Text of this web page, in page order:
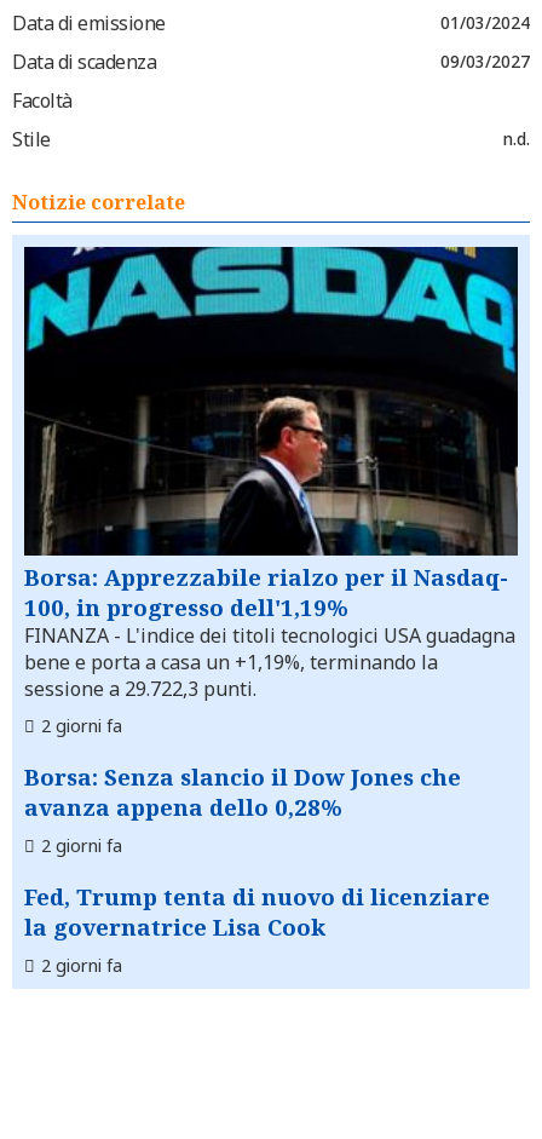
Data di emissione 01/03/2024
Data di scadenza 09/03/2027
Facoltà
Stile
n.d.
Notizie correlate
Borsa: Apprezzabile rialzo per il Nasdaq-
100, in progresso dell'1,19%
FINANZA - L'indice dei titoli tecnologici USA guadagna
bene e porta a casa un +1,19%, terminando la
sessione a 29.722,3 punti.
2 giorni fa
Borsa: Senza slancio il Dow Jones che
avanza appena dello 0,28%
2 giorni fa
Fed, Trump tenta di nuovo di licenziare
la governatrice Lisa Cook
2 giorni fa